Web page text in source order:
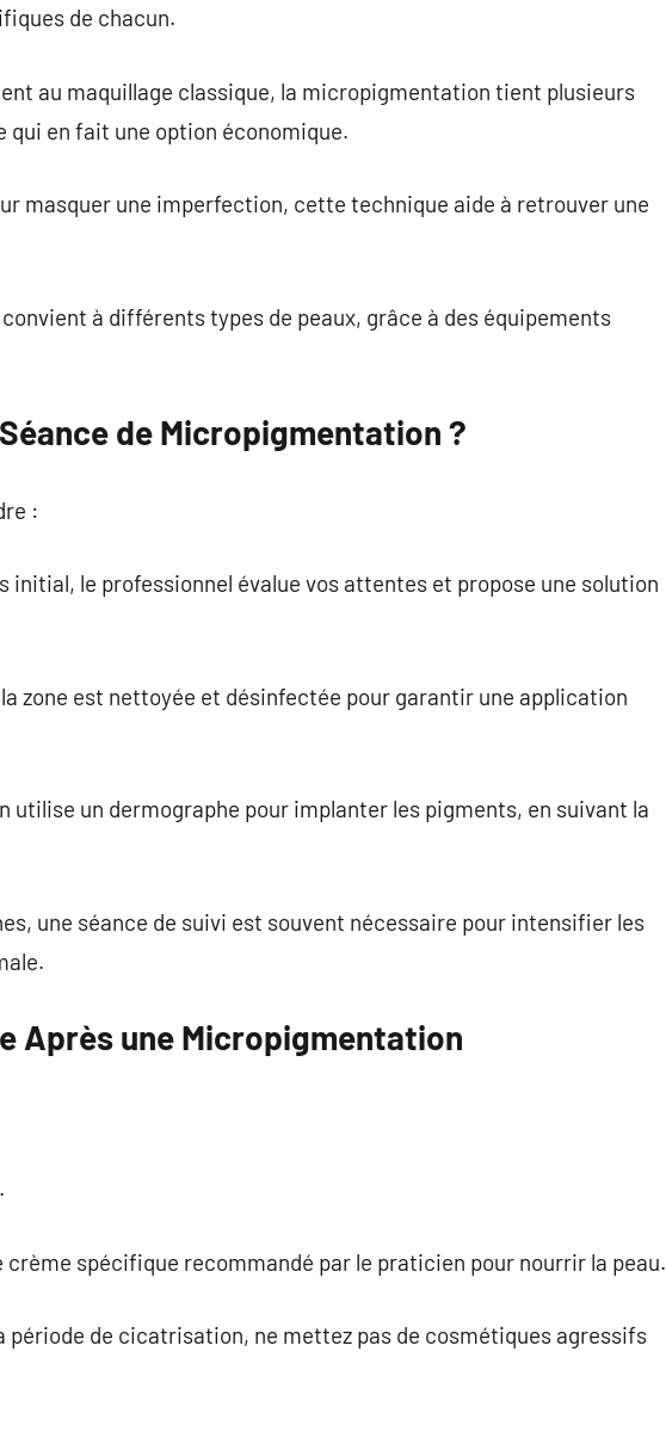
de chacun.
au maquillage classique, la micropigmentation tient plusieurs
qui en fait une option économique.
masquer une imperfection, cette technique aide à retrouver une
à différents types de peaux, grâce à des équipements
de Micropigmentation ?
:
initial, le professionnel évalue vos attentes et propose une solution
zone est nettoyée et désinfectée pour garantir une application
utilise un dermographe pour implanter les pigments, en suivant la
une séance de suivi est souvent nécessaire pour intensifier les
Après une Micropigmentation
spécifique recommandé par le praticien pour nourrir la peau.
de cicatrisation, ne mettez pas de cosmétiques agressifs